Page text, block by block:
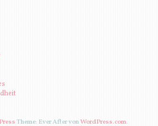
Theme: Ever After vonWordPress.com.